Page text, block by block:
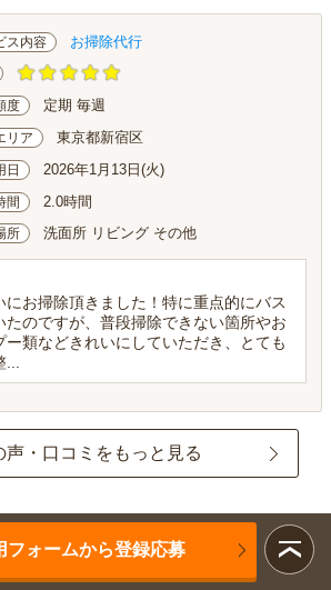
ス内容 お掃除代行
度 定期 毎週
リア 東京都新宿区
日 2026年1月13日(火)
間 2.0時間
所 洗面所 リビング その他
にお掃除頂きました！特に重点的にバス
たのですが、普段掃除できない箇所やお
ー類などきれいにしていただき、とても
...
声・口コミをもっと見る
フォームから登録応募